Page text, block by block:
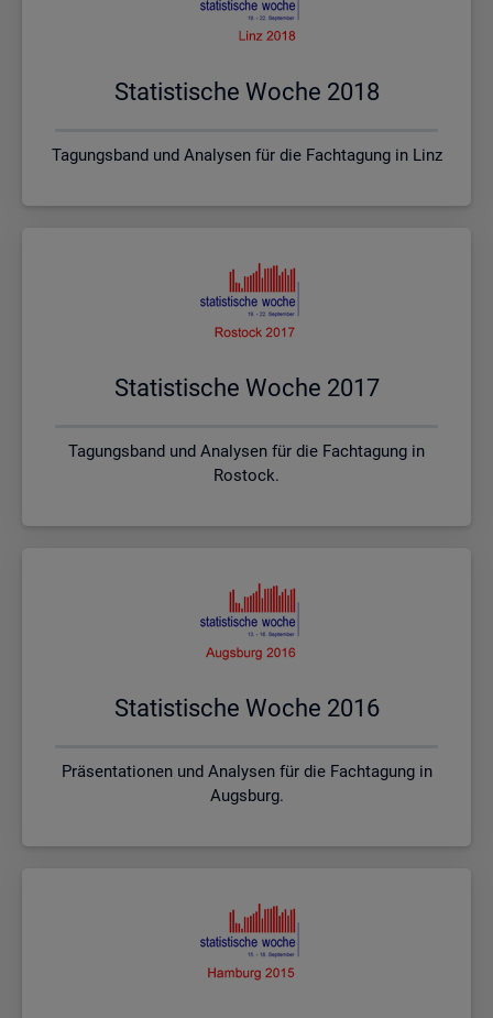
Sta­tis­ti­sche Woche 2018
Tagungsband und Analysen für die Fachtagung in Linz
Sta­tis­ti­sche Woche 2017
Tagungsband und Analysen für die Fachtagung in
Rostock.
Sta­tis­ti­sche Woche 2016
Präsentationen und Analysen für die Fachtagung in
Augsburg.